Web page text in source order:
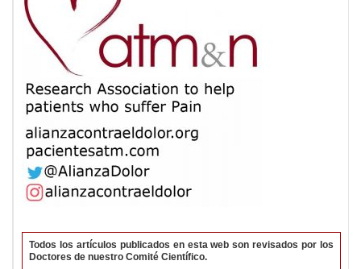
Todos los artículos publicados en esta web son revisados por los
Doctores de nuestro Comité Científico.